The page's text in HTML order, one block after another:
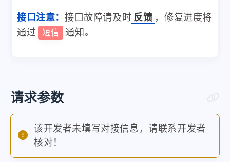
接口注意： 接口故障请及时 反馈 ，修复进度将
通过
短信 通知。
请求参数
该开发者未填写对接信息，请联系开发者
核对！